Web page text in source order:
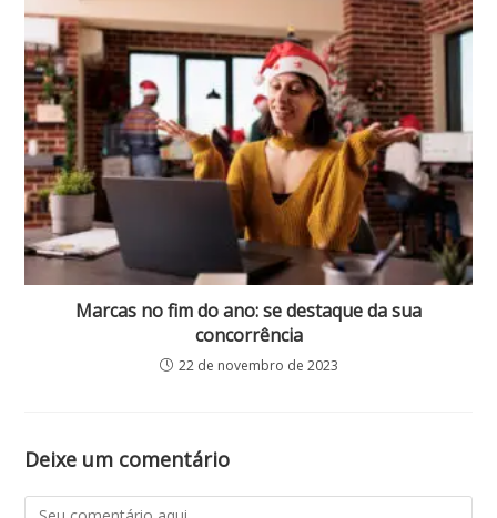
Marcas no fim do ano: se destaque da sua
concorrência
22 de novembro de 2023
Deixe um comentário